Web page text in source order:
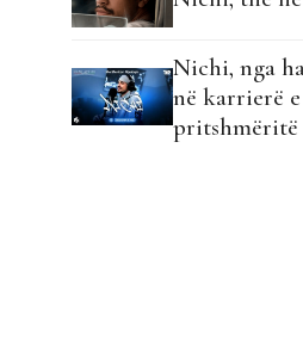
Nichi, nga
në karrierë
pritshmëritë